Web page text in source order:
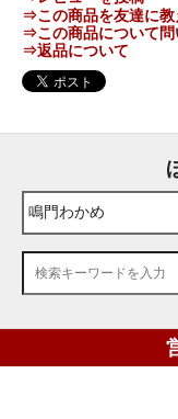
⇒この商品を友達に教
⇒この商品について問
⇒返品について